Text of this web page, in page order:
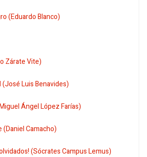
(Eduardo Blanco)
Zárate Vite)
(José Luis Benavides)
Ángel López Farías)
Camacho)
(Sócrates Campus Lemus)